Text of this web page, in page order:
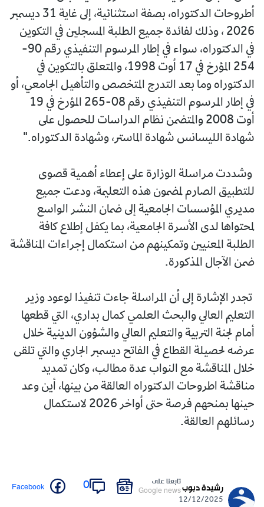
أطروحات الدكتوراه، بصفة استثنائية، إلى غاية 31 ديسمبر
2026 ، وذلك لفائدة جميع الطلبة المسجلين في التكوين
في الدكتوراه، سواء في إطار المرسوم التنفيذي رقم 90-
254 المؤرخ في 17 أوت 1998، والمتعلق بالتكوين في
الدكتوراه وما بعد التدرج المتخصص والتأهيل الجامعي، أو
في إطار المرسوم التنفيذي رقم 08-265 المؤرخ في 19
أوت 2008 والمتضمن نظام الدراسات للحصول على
شهادة الليسانس شهادة الماستر، وشهادة الدكتوراه."
وشددت مراسلة الوزارة على إعطاء أهمية قصوى
للتطبيق الصارم لمضمون هذه التعليمة، ودعت جميع
مديري المؤسسات الجامعية إلى ضمان النشر الواسع
لمحتواها لدى الأسرة الجامعية، بما يكفل إطلاع كافة
الطلبة المعنيين وتمكينهم من استكمال إجراءات المناقشة
ضمن الآجال المذكورة.
تجدر الإشارة إلى أن المراسلة جاءت تنفيذا لوعود وزير
التعليم العالي والبحث العلمي كمال بداري، التي قطعها
أمام لجنة التربية والتعليم العالي والشؤون الدينية خلال
عرضه لحصيلة القطاع في الفاتح ديسمبر الجاري والتي تلقى
خلال المناقشة مع النواب عدة مطالب، وكان تمديد
مناقشة اطروحات الدكتوراه العالقة من بينها، أين وعد
حينها بمنحهم فرصة حتى أواخر 2026 لاستكمال
رسائلهم العالقة.
رشيدة دبوب
12/12/2025
تابعنا على
Google news
0
Facebook